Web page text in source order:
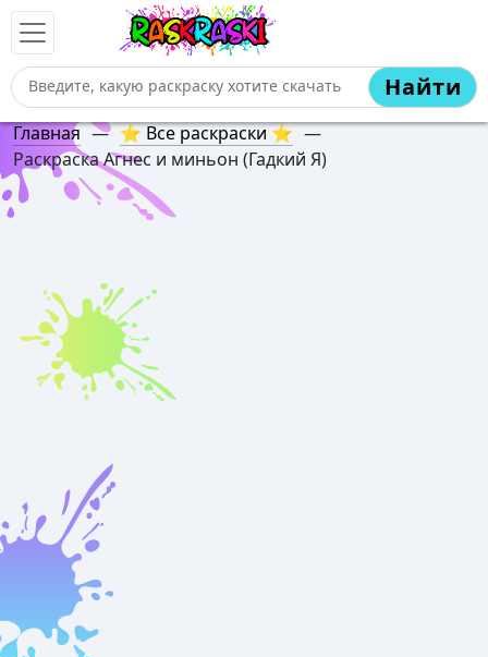
Найти
Главная — ⭐ Все раскраски ⭐ —
Раскраска Агнес и миньон (Гадкий Я)